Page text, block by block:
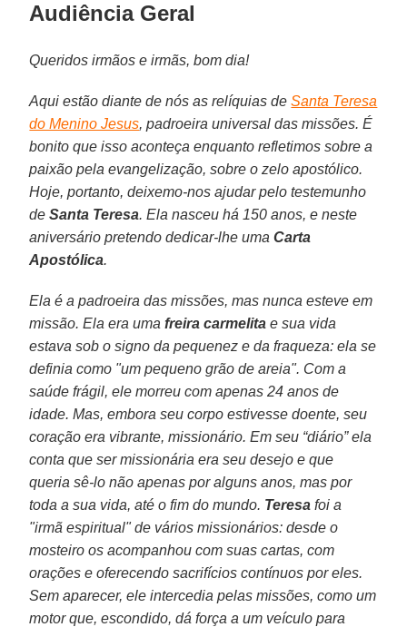
Audiência Geral
Queridos irmãos e irmãs, bom dia!
Aqui estão diante de nós as relíquias deSanta Teresa
do Menino Jesus, padroeira universal das missões. É
bonito que isso aconteça enquanto refletimos sobre a
paixão pela evangelização, sobre o zelo apostólico.
Hoje, portanto, deixemo-nos ajudar pelo testemunho
deSanta Teresa. Ela nasceu há 150 anos, e neste
aniversário pretendo dedicar-lhe umaCarta
Apostólica.
Ela é a padroeira das missões, mas nunca esteve em
missão. Ela era umafreira carmelita e sua vida
estava sob o signo da pequenez e da fraqueza: ela se
definia como "um pequeno grão de areia". Com a
saúde frágil, ele morreu com apenas 24 anos de
idade. Mas, embora seu corpo estivesse doente, seu
coração era vibrante, missionário. Em seu “diário” ela
conta que ser missionária era seu desejo e que
queria sê-lo não apenas por alguns anos, mas por
toda a sua vida, até o fim do mundo. Teresa foi a
"irmã espiritual" de vários missionários: desde o
mosteiro os acompanhou com suas cartas, com
orações e oferecendo sacrifícios contínuos por eles.
Sem aparecer, ele intercedia pelas missões, como um
motor que, escondido, dá força a um veículo para